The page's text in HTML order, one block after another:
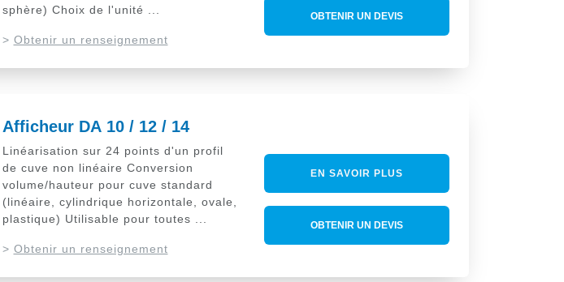
sphère) Choix de l'unité ...
> Obtenir un renseignement
OBTENIR UN DEVIS
Afficheur DA 10 / 12 / 14
Linéarisation sur 24 points d'un profil
de cuve non linéaire Conversion
volume/hauteur pour cuve standard
(linéaire, cylindrique horizontale, ovale,
plastique) Utilisable pour toutes ...
> Obtenir un renseignement
EN SAVOIR PLUS
OBTENIR UN DEVIS